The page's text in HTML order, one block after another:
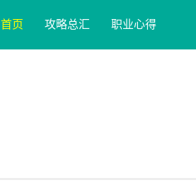
首页 攻略总汇 职业心得
私服传奇职业平衡深度解析：新版本热门职
度对比与实战策略